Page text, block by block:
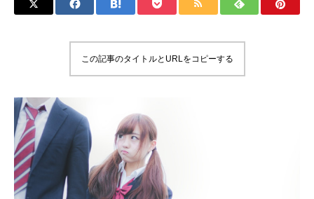
この記事のタイトルとURLをコピーする